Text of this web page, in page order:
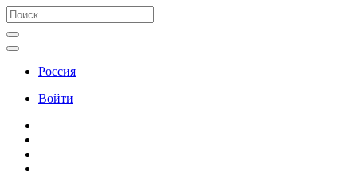
Россия
Войти